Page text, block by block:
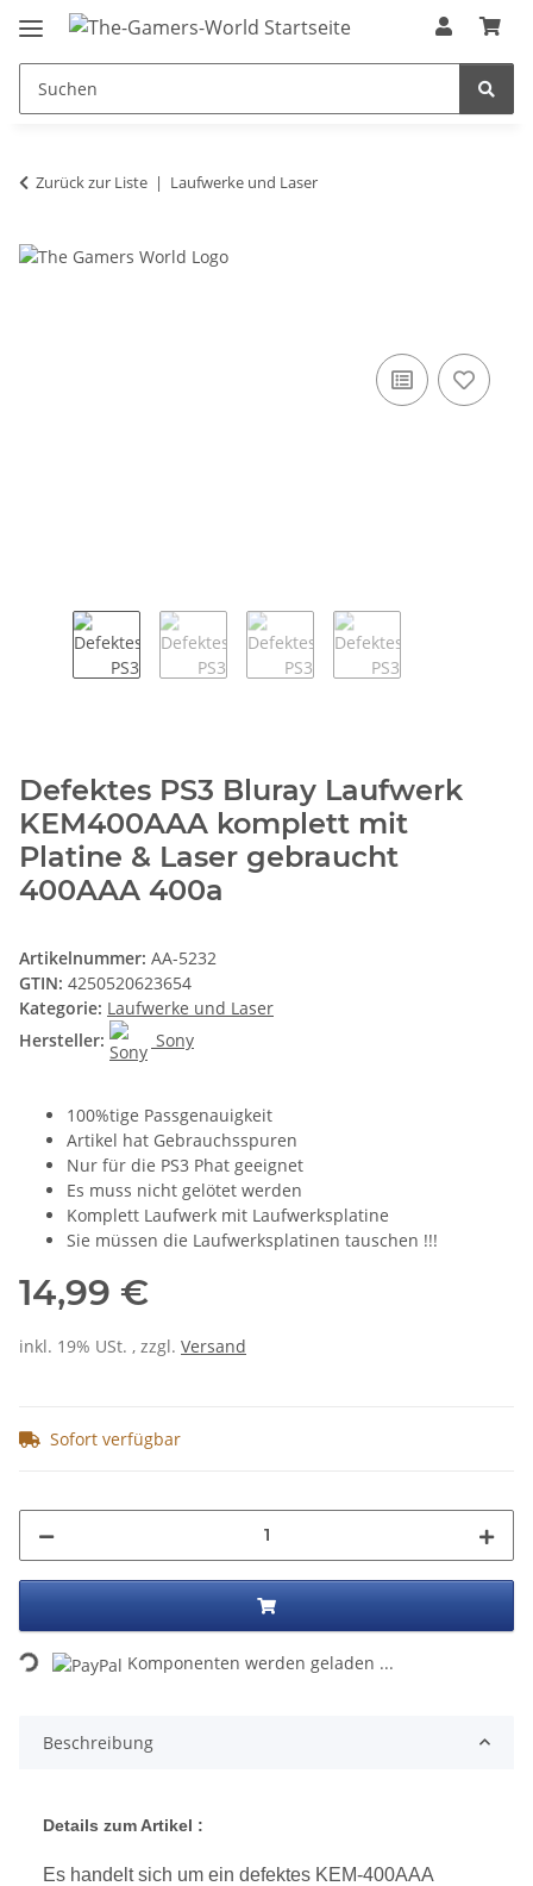
Zurück zur Liste Laufwerke und Laser
Defektes PS3 Bluray Laufwerk
KEM400AAA komplett mit
Platine & Laser gebraucht
400AAA 400a
Artikelnummer: AA-5232
GTIN: 4250520623654
Kategorie: Laufwerke und Laser
Hersteller:
Sony
100%tige Passgenauigkeit
Artikel hat Gebrauchsspuren
Nur für die PS3 Phat geeignet
Es muss nicht gelötet werden
Komplett Laufwerk mit Laufwerksplatine
Sie müssen die Laufwerksplatinen tauschen !!!
14,99 €
inkl. 19% USt. , zzgl. Versand
Sofort verfügbar
Loading... Komponenten werden geladen ...
Beschreibung
Details zum Artikel :
Es handelt sich um ein defektes KEM-400AAA